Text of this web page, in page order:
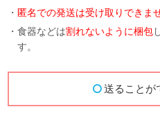
・ 匿名での発送は受け取りできま
・食器などは割れないように梱包
す。
送ることが